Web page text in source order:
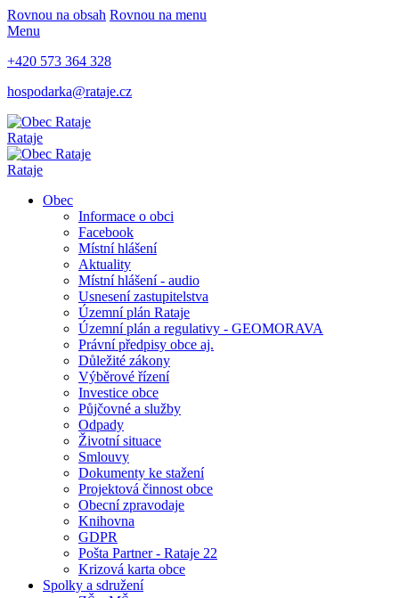
Rovnou na obsah Rovnou na menu
Menu
+420 573 364 328
hospodarka@rataje.cz
Rataje
Rataje
Obec
Informace o obci
Facebook
Místní hlášení
Aktuality
Místní hlášení - audio
Usnesení zastupitelstva
Územní plán Rataje
Územní plán a regulativy - GEOMORAVA
Právní předpisy obce aj.
Důležité zákony
Výběrové řízení
Investice obce
Půjčovné a služby
Odpady
Životní situace
Smlouvy
Dokumenty ke stažení
Projektová činnost obce
Obecní zpravodaje
Knihovna
GDPR
Pošta Partner - Rataje 22
Krizová karta obce
Spolky a sdružení